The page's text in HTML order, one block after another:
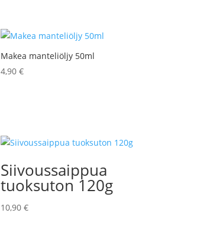
Makea manteliöljy 50ml
4,90€
Siivoussaippua
tuoksuton 120g
10,90€